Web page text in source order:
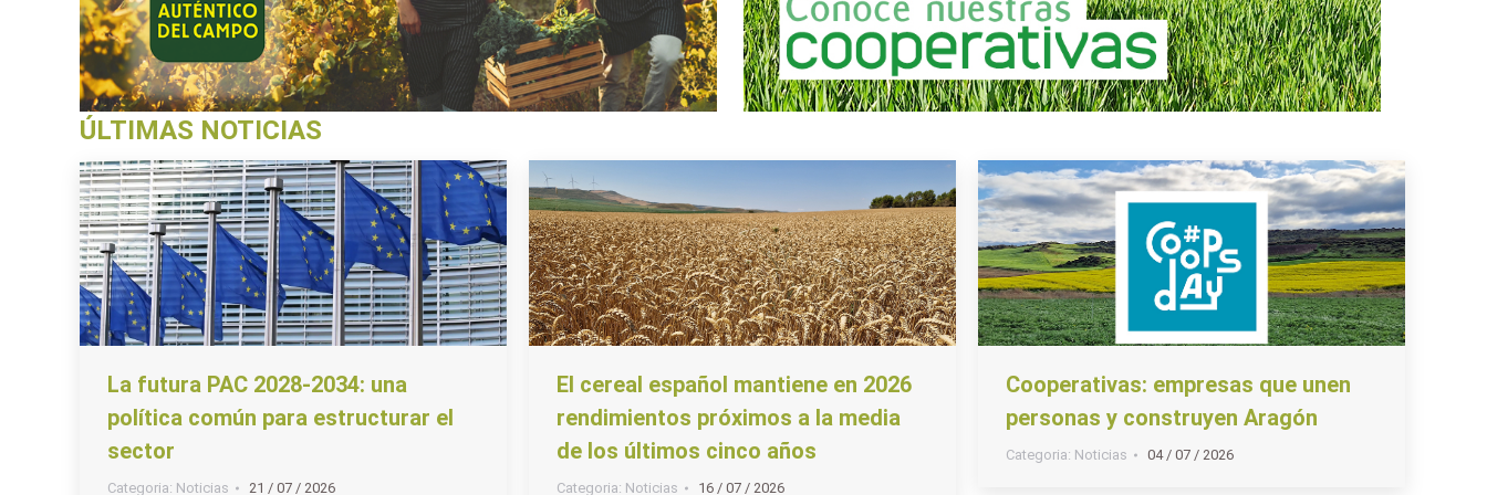
ÚLTIMAS NOTICIAS
La futura PAC 2028-2034: una
política común para estructurar el
sector
Categoria: Noticias 21 / 07 / 2026
El cereal español mantiene en 2026
rendimientos próximos a la media
de los últimos cinco años
Categoria: Noticias 16 / 07 / 2026
Cooperativas: empresas que unen
personas y construyen Aragón
Categoria: Noticias 04 / 07 / 2026